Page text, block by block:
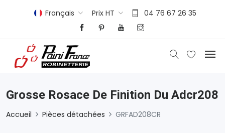
Français Prix HT 04 76 67 26 35
Grosse Rosace De Finition Du Adcr208
Accueil Pièces détachées GRFAD208CR